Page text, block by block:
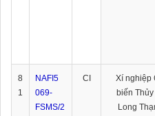
8
1
NAFI5
069-
FSMS/2
CI
Xí nghiệp
biến Thủy
Long